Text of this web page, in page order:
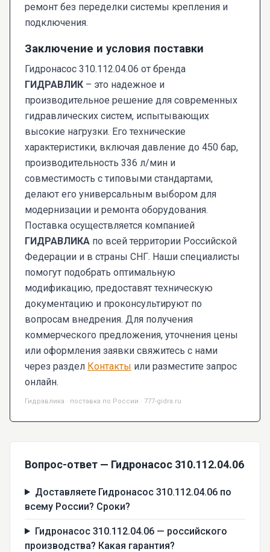
ремонт без переделки системы крепления и
подключения.
Заключение и условия поставки
Гидронасос 310.112.04.06 от бренда
ГИДРАВЛИК – это надежное и
производительное решение для современных
гидравлических систем, испытывающих
высокие нагрузки. Его технические
характеристики, включая давление до 450 бар,
производительность 336 л/мин и
совместимость с типовыми стандартами,
делают его универсальным выбором для
модернизации и ремонта оборудования.
Поставка осуществляется компанией
ГИДРАВЛИКА по всей территории Российской
Федерации и в страны СНГ. Наши специалисты
помогут подобрать оптимальную
модификацию, предоставят техническую
документацию и проконсультируют по
вопросам внедрения. Для получения
коммерческого предложения, уточнения цены
или оформления заявки свяжитесь с нами
через раздел Контакты или разместите запрос
онлайн.
Гидравлика · поставка по России · 777-gidra.ru
Вопрос-ответ — Гидронасос 310.112.04.06
Доставляете Гидронасос 310.112.04.06 по
всему России? Сроки?
Гидронасос 310.112.04.06 — российского
производства? Какая гарантия?